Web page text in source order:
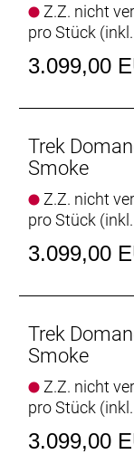
sowohl für
auch für
umkämpfte
- Die Shimano
Reifenfreiheit
- Ein
vielseitigen
und
Tasche sauber
Das nochmals
ermüdende
treten kannst.
Podium-
Das neue
Z.Z. nicht
pro Stück
3.099,00
Trek
Smoke
Z.Z. nicht
pro Stück
3.099,00
Trek
Smoke
Z.Z. nicht
pro Stück
3.099,00